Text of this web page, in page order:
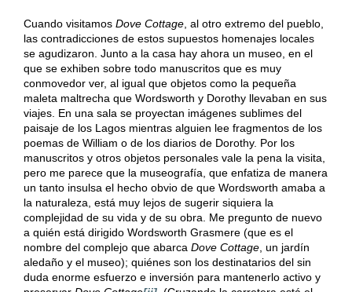
Cuando visitamos Dove Cottage, al otro extremo del pueblo,
las contradicciones de estos supuestos homenajes locales
se agudizaron. Junto a la casa hay ahora un museo, en el
que se exhiben sobre todo manuscritos que es muy
conmovedor ver, al igual que objetos como la pequeña
maleta maltrecha que Wordsworth y Dorothy llevaban en sus
viajes. En una sala se proyectan imágenes sublimes del
paisaje de los Lagos mientras alguien lee fragmentos de los
poemas de William o de los diarios de Dorothy. Por los
manuscritos y otros objetos personales vale la pena la visita,
pero me parece que la museografía, que enfatiza de manera
un tanto insulsa el hecho obvio de que Wordsworth amaba a
la naturaleza, está muy lejos de sugerir siquiera la
complejidad de su vida y de su obra. Me pregunto de nuevo
a quién está dirigido Wordsworth Grasmere (que es el
nombre del complejo que abarca Dove Cottage, un jardín
aledaño y el museo); quiénes son los destinatarios del sin
duda enorme esfuerzo e inversión para mantenerlo activo y